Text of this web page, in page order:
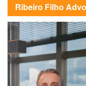
Ribeiro Filho